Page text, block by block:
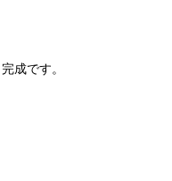
成です。